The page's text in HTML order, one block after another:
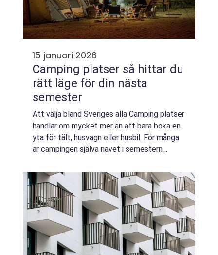
15 januari 2026
Camping platser så hittar du
rätt läge för din nästa
semester
Att välja bland Sveriges alla Camping platser
handlar om mycket mer än att bara boka en
yta för tält, husvagn eller husbil. För många
är campingen själva navet i semestern
springer fria och där sjö eller ha...